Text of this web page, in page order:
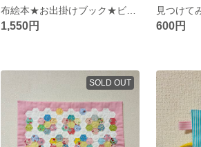
1,550円 600円
SOLD OUT